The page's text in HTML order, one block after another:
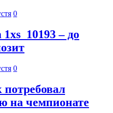
0
– до
0
на чемпионате